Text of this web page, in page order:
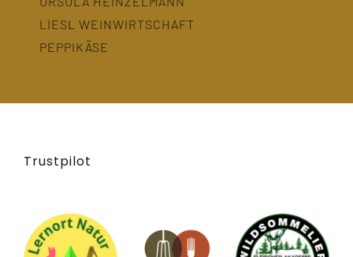
LIESL WEINWIRTSCHAFT
PEPPIKÄSE
Trustpilot